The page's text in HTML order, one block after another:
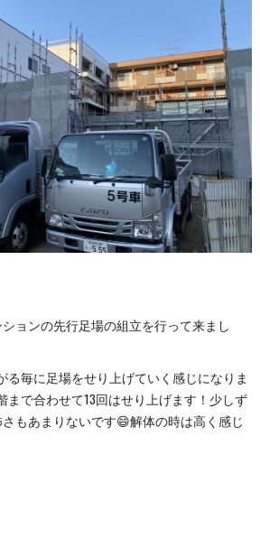
ョンの先行足場の組立を行って来まし
る毎に足場をせり上げていく感じになりま
まで合わせて13回はせり上げます！少しず
もあまりないです😄解体の時は高く感じ